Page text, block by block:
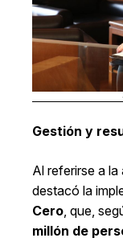
Gestión y
Al referirse a
destacó la
Cero, que,
millón de